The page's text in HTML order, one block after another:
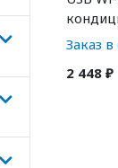
Заказ
2 448 ₽